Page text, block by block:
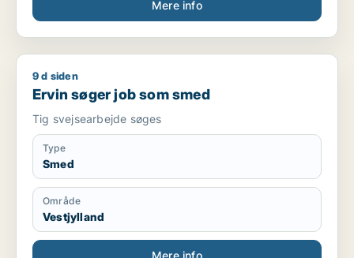
Mere info
Ervin søger job som smed
9 d siden
Ervin søger job som smed
Tig svejsearbejde søges
Type
Smed
Område
Vestjylland
Mere info